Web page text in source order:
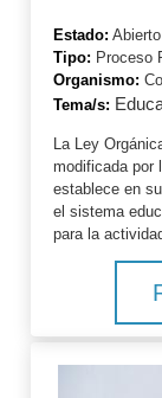
Estado: Abierto
Tipo: Proceso
Organismo:
Tema/s:
La Ley
modificada por
establece en
el sistema
para la